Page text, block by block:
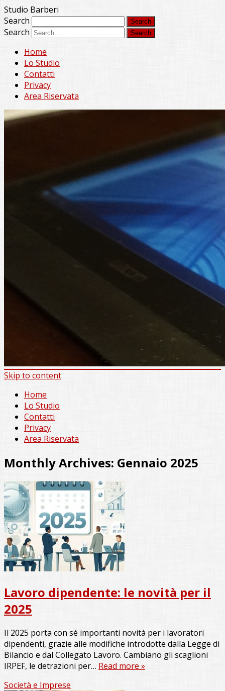
Studio Barberi
Search
Search
Home
Lo Studio
Contatti
Privacy
Area Riservata
Skip to content
Home
Lo Studio
Contatti
Privacy
Area Riservata
Monthly Archives: Gennaio 2025
Lavoro dipendente: le novità per il
2025
Il 2025 porta con sé importanti novità per i lavoratori
dipendenti, grazie alle modifiche introdotte dalla Legge di
Bilancio e dal Collegato Lavoro. Cambiano gli scaglioni
IRPEF, le detrazioni per… Read more »
Società e Imprese